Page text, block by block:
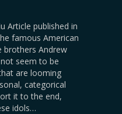
Article published in
famous American
brothers Andrew
seem to be
are looming
categorical
it to the end,
idols…